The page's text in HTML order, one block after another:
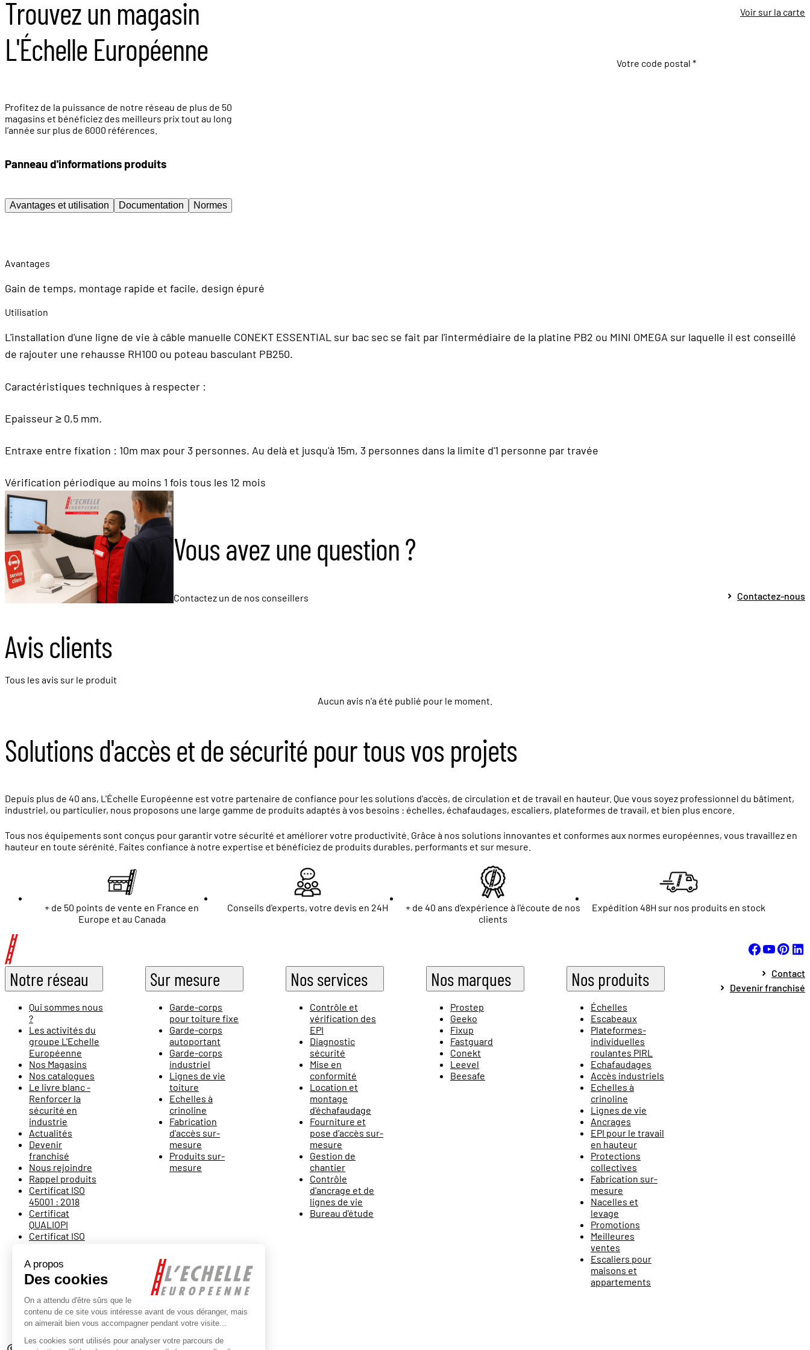
Trouvez un magasin
L'Échelle Européenne
Profitez de la puissance de notre réseau de plus de 50
magasins et bénéficiez des meilleurs prix tout au long
l’année sur plus de 6000 références.
Votre code postal *
Voir sur la carte
Panneau d'informations produits
Avantages et utilisation Documentation Normes
Avantages
Gain de temps, montage rapide et facile, design épuré
Utilisation
L'installation d'une ligne de vie à câble manuelle CONEKT ESSENTIAL sur bac sec se fait par l'intermédiaire de la platine PB2 ou MINI OMEGA sur laquelle il est conseillé
de rajouter une rehausse RH100 ou poteau basculant PB250.
Caractéristiques techniques à respecter :
Epaisseur ≥ 0,5 mm.
Entraxe entre fixation : 10m max pour 3 personnes. Au delà et jusqu'à 15m, 3 personnes dans la limite d'1 personne par travée
Vérification périodique au moins 1 fois tous les 12 mois
Vous avez une question ?
Contactez un de nos conseillers Contactez-nous
Avis clients
Tous les avis sur le produit
Aucun avis n'a été publié pour le moment.
Solutions d'accès et de sécurité pour tous vos projets
Depuis plus de 40 ans, L'Échelle Européenne est votre partenaire de confiance pour les solutions d'accès, de circulation et de travail en hauteur. Que vous soyez professionnel du bâtiment,
industriel, ou particulier, nous proposons une large gamme de produits adaptés à vos besoins : échelles, échafaudages, escaliers, plateformes de travail, et bien plus encore.
Tous nos équipements sont conçus pour garantir votre sécurité et améliorer votre productivité. Grâce à nos solutions innovantes et conformes aux normes européennes, vous travaillez en
hauteur en toute sérénité. Faites confiance à notre expertise et bénéficiez de produits durables, performants et sur mesure.
+ de 50 points de vente en France en
Europe et au Canada
Conseils d'experts, votre devis en 24H
+ de 40 ans d'expérience à l'écoute de nos
clients
Expédition 48H sur nos produits en stock
Notre réseau
Qui sommes nous
?
Les activités du
groupe L'Echelle
Européenne
Nos Magasins
Nos catalogues
Le livre blanc -
Renforcer la
sécurité en
industrie
Actualités
Devenir
franchisé
Nous rejoindre
Rappel produits
Certificat ISO
45001 : 2018
Certificat
QUALIOPI
Certificat ISO
Escalier Echelle
Européenne
Montage
Escastudio
Batisolu
Sur mesure
Garde-corps
pour toiture fixe
Garde-corps
autoportant
Garde-corps
industriel
Lignes de vie
toiture
Echelles à
crinoline
Fabrication
d'accès sur-
mesure
Produits sur-
mesure
Nos services
Contrôle et
vérification des
EPI
Diagnostic
sécurité
Mise en
conformité
Location et
montage
d'échafaudage
Fourniture et
pose d'accès sur-
mesure
Gestion de
chantier
Contrôle
d'ancrage et de
lignes de vie
Bureau d'étude
Nos marques
Prostep
Geeko
Fixup
Fastguard
Conekt
Leevel
Beesafe
Nos produits
Échelles
Escabeaux
Plateformes-
individuelles
roulantes PIRL
Echafaudages
Accès industriels
Echelles à
crinoline
Lignes de vie
Ancrages
EPI pour le travail
en hauteur
Protections
collectives
Fabrication sur-
mesure
Nacelles et
levage
Promotions
Meilleures
ventes
Escaliers pour
maisons et
appartements
Contact
Devenir franchisé